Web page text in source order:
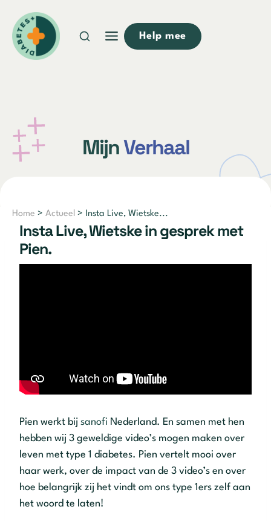
naar
inhoud
Help mee
MijnVerhaal
Home > Actueel > Insta Live, Wietske...
Insta Live, Wietske in gesprek met
Pien.
Pien werkt bij sanofi Nederland. En samen met hen
hebben wij 3 geweldige video’s mogen maken over
leven met type 1 diabetes. Pien vertelt mooi over
haar werk, over de impact van de 3 video’s en over
hoe belangrijk zij het vindt om ons type 1ers zelf aan
het woord te laten!